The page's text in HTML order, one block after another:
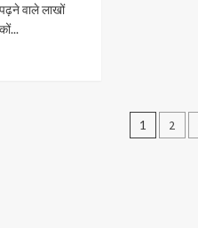
वाले लाखों
Posts
1 2